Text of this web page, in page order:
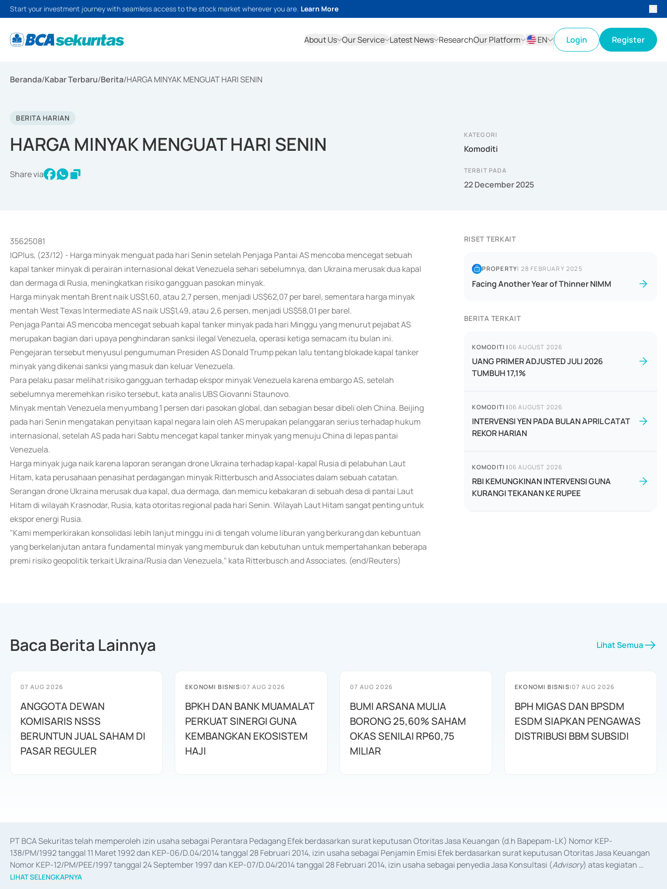
Start your investment journey with seamless access to the stock market wherever you are. Learn More
About Us Our Service Latest News ResearchOur Platform
EN
Login Register
Beranda/Kabar Terbaru/Berita/HARGA MINYAK MENGUAT HARI SENIN
BERITA HARIAN
HARGA MINYAK MENGUAT HARI SENIN
Share via
KATEGORI
Komoditi
TERBIT PADA
22 December 2025
35625081
IQPlus, (23/12) - Harga minyak menguat pada hari Senin setelah Penjaga Pantai AS mencoba mencegat sebuah
kapal tanker minyak di perairan internasional dekat Venezuela sehari sebelumnya, dan Ukraina merusak dua kapal
dan dermaga di Rusia, meningkatkan risiko gangguan pasokan minyak.
Harga minyak mentah Brent naik US$1,60, atau 2,7 persen, menjadi US$62,07 per barel, sementara harga minyak
mentah West Texas Intermediate AS naik US$1,49, atau 2,6 persen, menjadi US$58,01 per barel.
Penjaga Pantai AS mencoba mencegat sebuah kapal tanker minyak pada hari Minggu yang menurut pejabat AS
merupakan bagian dari upaya penghindaran sanksi ilegal Venezuela, operasi ketiga semacam itu bulan ini.
Pengejaran tersebut menyusul pengumuman Presiden AS Donald Trump pekan lalu tentang blokade kapal tanker
minyak yang dikenai sanksi yang masuk dan keluar Venezuela.
Para pelaku pasar melihat risiko gangguan terhadap ekspor minyak Venezuela karena embargo AS, setelah
sebelumnya meremehkan risiko tersebut, kata analis UBS Giovanni Staunovo.
Minyak mentah Venezuela menyumbang 1 persen dari pasokan global, dan sebagian besar dibeli oleh China. Beijing
pada hari Senin mengatakan penyitaan kapal negara lain oleh AS merupakan pelanggaran serius terhadap hukum
internasional, setelah AS pada hari Sabtu mencegat kapal tanker minyak yang menuju China di lepas pantai
Venezuela.
Harga minyak juga naik karena laporan serangan drone Ukraina terhadap kapal-kapal Rusia di pelabuhan Laut
Hitam, kata perusahaan penasihat perdagangan minyak Ritterbusch and Associates dalam sebuah catatan.
Serangan drone Ukraina merusak dua kapal, dua dermaga, dan memicu kebakaran di sebuah desa di pantai Laut
Hitam di wilayah Krasnodar, Rusia, kata otoritas regional pada hari Senin. Wilayah Laut Hitam sangat penting untuk
ekspor energi Rusia.
"Kami memperkirakan konsolidasi lebih lanjut minggu ini di tengah volume liburan yang berkurang dan kebuntuan
yang berkelanjutan antara fundamental minyak yang memburuk dan kebutuhan untuk mempertahankan beberapa
premi risiko geopolitik terkait Ukraina/Rusia dan Venezuela," kata Ritterbusch and Associates. (end/Reuters)
RISET TERKAIT
PROPERTY| 28 FEBRUARY 2025
Facing Another Year of Thinner NIMM
BERITA TERKAIT
KOMODITI |06 AUGUST 2026
UANG PRIMER ADJUSTED JULI 2026
TUMBUH 17,1%
KOMODITI |06 AUGUST 2026
INTERVENSI YEN PADA BULAN APRIL CATAT
REKOR HARIAN
KOMODITI |06 AUGUST 2026
RBI KEMUNGKINAN INTERVENSI GUNA
KURANGI TEKANAN KE RUPEE
Baca Berita Lainnya Lihat Semua
07 AUG 2026
ANGGOTA DEWAN
KOMISARIS NSSS
BERUNTUN JUAL SAHAM DI
PASAR REGULER
EKONOMI BISNIS|07 AUG 2026
BPKH DAN BANK MUAMALAT
PERKUAT SINERGI GUNA
KEMBANGKAN EKOSISTEM
HAJI
07 AUG 2026
BUMI ARSANA MULIA
BORONG 25,60% SAHAM
OKAS SENILAI RP60,75
MILIAR
EKONOMI BISNIS|07 AUG 2026
BPH MIGAS DAN BPSDM
ESDM SIAPKAN PENGAWAS
DISTRIBUSI BBM SUBSIDI
PT BCA Sekuritas telah memperoleh izin usaha sebagai Perantara Pedagang Efek berdasarkan surat keputusan Otoritas Jasa Keuangan (d.h Bapepam-LK) Nomor KEP-
138/PM/1992 tanggal 11 Maret 1992 dan KEP-06/D.04/2014 tanggal 28 Februari 2014, izin usaha sebagai Penjamin Emisi Efek berdasarkan surat keputusan Otoritas Jasa Keuangan
Nomor KEP-12/PM/PEE/1997 tanggal 24 September 1997 dan KEP-07/D.04/2014 tanggal 28 Februari 2014, izin usaha sebagai penyedia Jasa Konsultasi (Advisory) atas kegiatan
merger, akuisisi, divestasi, dan
LIHAT SELENGKAPNYA